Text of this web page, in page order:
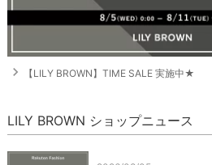
navigate_next 【LILY BROWN】TIME SALE 実施中★
LILY BROWN ショップニュース